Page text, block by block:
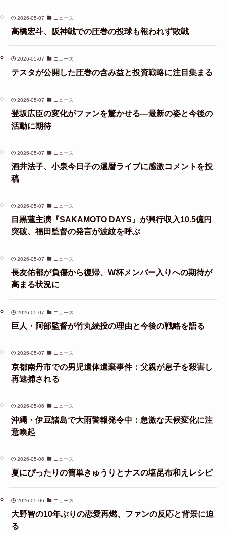
2026-05-07 ニュース
高橋宏斗、阪神戦での圧巻の投球も報われず敗戦
2026-05-07 ニュース
テスタが公開した圧巻の含み益と投資戦略に注目集まる
2026-05-07 ニュース
登坂広臣の変化がファンを驚かせる—最新の姿と今後の
活動に期待
2026-05-07 ニュース
酒井法子、小泉今日子の還暦ライブに感激コメントを投
稿
2026-05-07 ニュース
目黒蓮主演『SAKAMOTO DAYS』が興行収入10.5億円
突破、福田監督の発言が波紋を呼ぶ
2026-05-07 ニュース
長友佑都が負傷から復帰、W杯メンバー入りへの期待が
高まる状況に
2026-05-07 ニュース
巨人・阿部監督が竹丸続投の理由と今後の戦略を語る
2026-05-07 ニュース
京都南丹市での男児遺体遺棄事件：父親が息子を殺害し
再逮捕される
2026-05-06 ニュース
沖縄・伊豆諸島で大雨警報発令中：急激な天候変化に注
意喚起
2026-05-06 ニュース
夏にぴったりの簡単きゅうりとナスの塩昆布和えレシピ
2026-05-06 ニュース
大野智の10年ぶりの恋愛再燃、ファンの反応と背景に迫
る